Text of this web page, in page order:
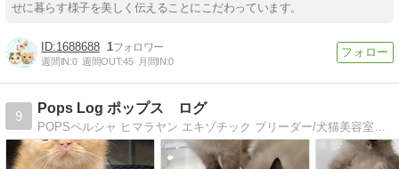
せに暮らす様子を美しく伝えることにこだわっています。
1688688 1
週間IN:0 週間OUT:45 月間IN:0
9
Pops Log ポップス ログ